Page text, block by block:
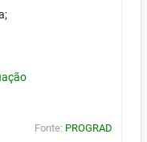
Fonte: PROGRAD